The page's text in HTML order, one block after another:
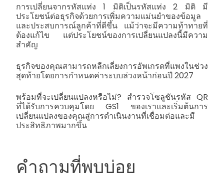
การเปลี่ยนจากรหัสแท่ง 1 มิติเป็นรหัสแท่ง 2 มิติ มี
ประโยชน์ต่อธุรกิจด้วยการเพิ่มความแม่นยำของข้อมูล
และประสบการณ์ลูกค้าที่ดีขึ้น แม้ว่าจะมีความท้าทายที่
ต้องแก้ไข แต่ประโยชน์ของการเปลี่ยนแปลงนี้มีความ
สำคัญ
ธุรกิจของคุณสามารถหลีกเลี่ยงการอัพเกรดที่แพงในช่วง
สุดท้ายโดยการกำหนดค่าระบบล่วงหน้าก่อนปี 2027
พร้อมที่จะเปลี่ยนแปลงหรือไม่? สำรวจโซลูชันรหัส QR
ที่ได้รับการควบคุมโดย GS1 ของเราและเริ่มต้นการ
เปลี่ยนแปลงของคุณสู่การดำเนินงานที่เชื่อมต่อและมี
ประสิทธิภาพมากขึ้น
คำถามที่พบบ่อย